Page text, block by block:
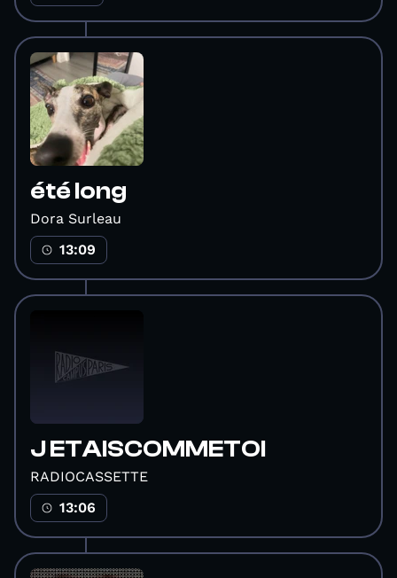
été long
Dora Surleau
13:09
J ETAISCOMMETOI
RADIOCASSETTE
13:06